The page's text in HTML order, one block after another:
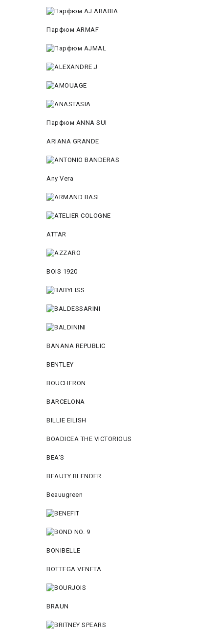
Парфюм ARMAF
Парфюм ANNA SUI
ARIANA GRANDE
Any Vera
ATTAR
BOIS 1920
BANANA REPUBLIC
BENTLEY
BOUCHERON
BARCELONA
BILLIE EILISH
BOADICEA THE VICTORIOUS
BEA'S
BEAUTY BLENDER
Beauugreen
BONIBELLE
BOTTEGA VENETA
BRAUN